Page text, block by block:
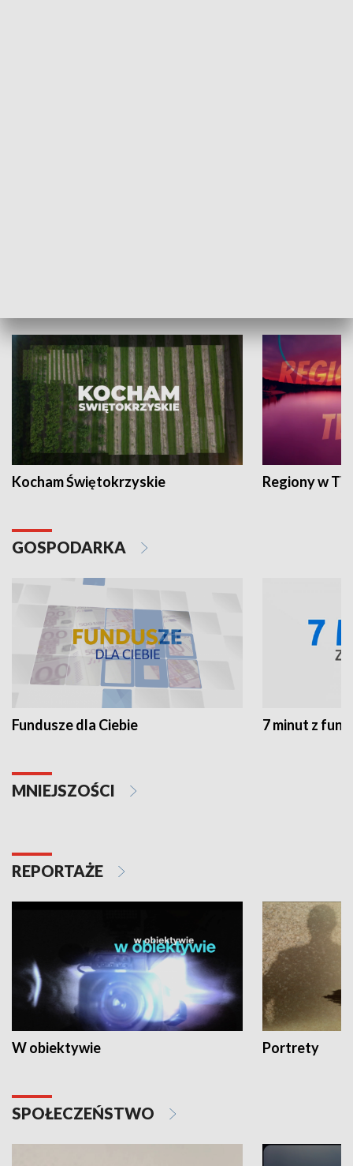
Kocham Świętokrzyskie Regiony w
GOSPODARKA
Fundusze dla Ciebie 7 minut z
MNIEJSZOŚCI
REPORTAŻE
W obiektywie Portrety
SPOŁECZEŃSTWO